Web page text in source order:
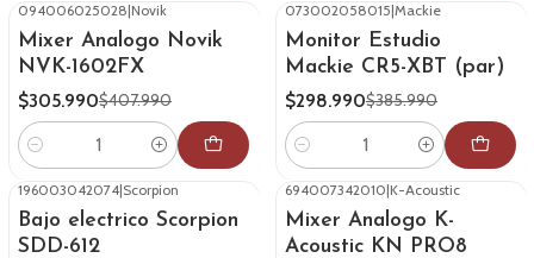
094006025028|Novik
Mixer Analogo Novik
NVK-1602FX
$305.990$407.990
Cantidad
073002058015|Mackie
Monitor Estudio
Mackie CR5-XBT (par)
$298.990$385.990
Cantidad
-21%OFF
196003042074|Scorpion
Bajo electrico Scorpion
SDD-612
-15% OFF
694007342010|K-Acoustic
Mixer Analogo K-
Acoustic KN PRO8